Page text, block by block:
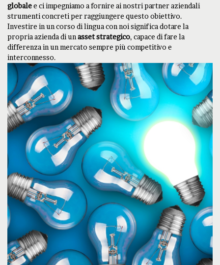
globalee ci impegniamo a fornire ai nostri partner aziendali
strumenti concreti per raggiungere questo obiettivo.
Investire in un corso di lingua con noi significa dotare la
propria azienda di unasset strategico, capace di fare la
differenza in un mercato sempre più competitivo e
interconnesso.